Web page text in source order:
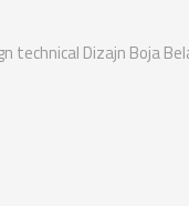
technical Dizajn Boja